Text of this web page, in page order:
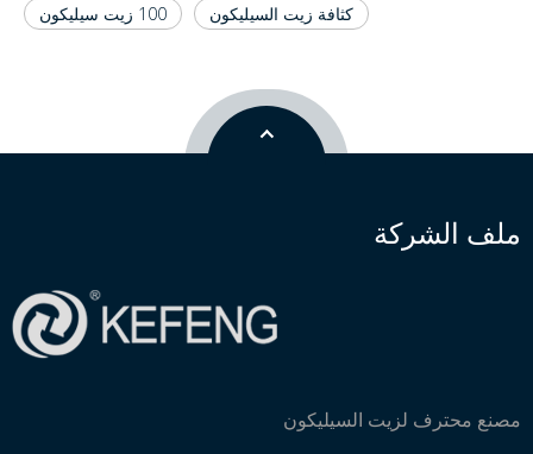
100 زيت سيليكون
كثافة زيت السيليكون
ملف الشركة
مصنع محترف لزيت السيليكون